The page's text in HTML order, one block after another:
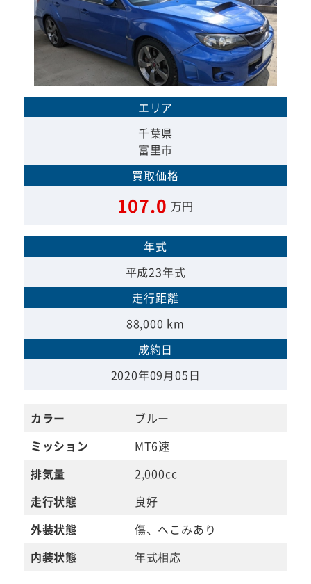
エリア
千葉県
富里市
買取価格
107.0 万円
年式
平成23年式
走行距離
88,000 km
成約日
2020年09月05日
カラー
ブルー
ミッション
MT6速
排気量
2,000cc
走行状態
良好
外装状態
傷、へこみあり
内装状態
年式相応